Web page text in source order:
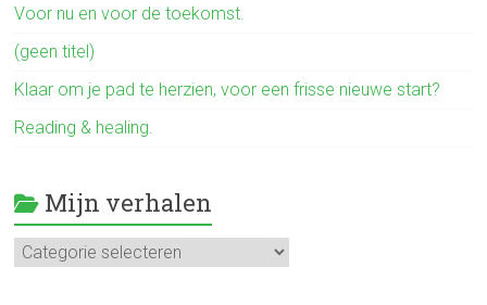
Voor nu en voor de toekomst.
(geen titel)
Klaar om je pad te herzien, voor een frisse nieuwe start?
Reading & healing.
Mijn verhalen
Mijn
verhalen